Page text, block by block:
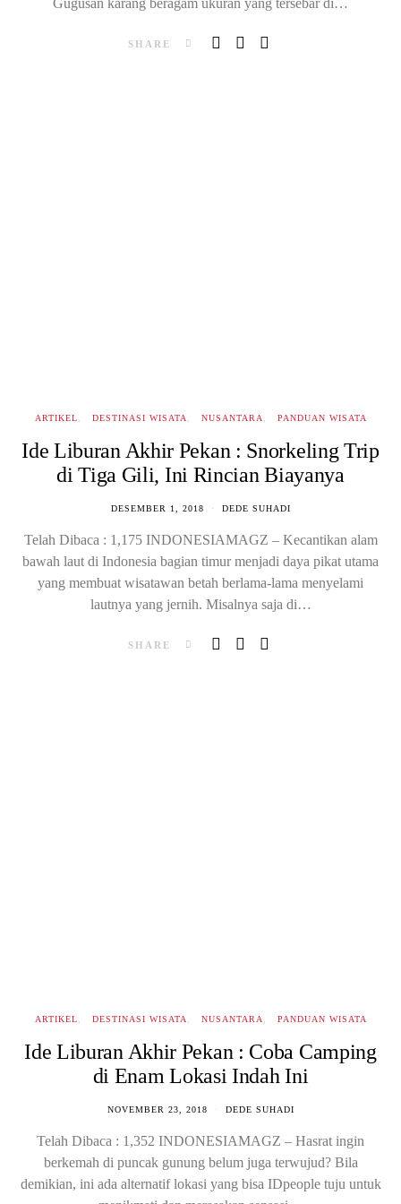
Gugusan karang beragam ukuran yang tersebar di…
SHARE
ARTIKEL DESTINASI WISATA NUSANTARA PANDUAN WISATA
Ide Liburan Akhir Pekan : Snorkeling Trip
di Tiga Gili, Ini Rincian Biayanya
DESEMBER 1, 2018 DEDE SUHADI
Telah Dibaca : 1,175 INDONESIAMAGZ – Kecantikan alam
bawah laut di Indonesia bagian timur menjadi daya pikat utama
yang membuat wisatawan betah berlama-lama menyelami
lautnya yang jernih. Misalnya saja di…
SHARE
ARTIKEL DESTINASI WISATA NUSANTARA PANDUAN WISATA
Ide Liburan Akhir Pekan : Coba Camping
di Enam Lokasi Indah Ini
NOVEMBER 23, 2018 DEDE SUHADI
Telah Dibaca : 1,352 INDONESIAMAGZ – Hasrat ingin
berkemah di puncak gunung belum juga terwujud? Bila
demikian, ini ada alternatif lokasi yang bisa IDpeople tuju untuk